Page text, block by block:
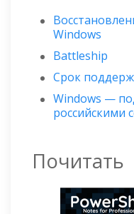
Windows
Battleship
Срок
Windows —
российскими
Почитать